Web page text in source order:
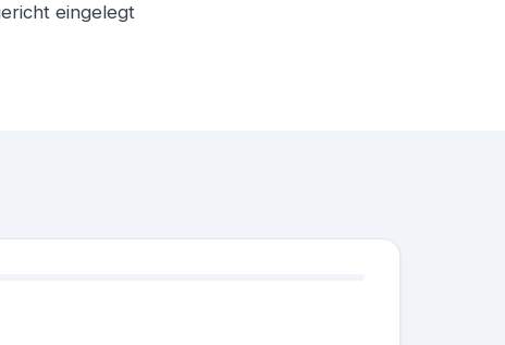
eingelegt